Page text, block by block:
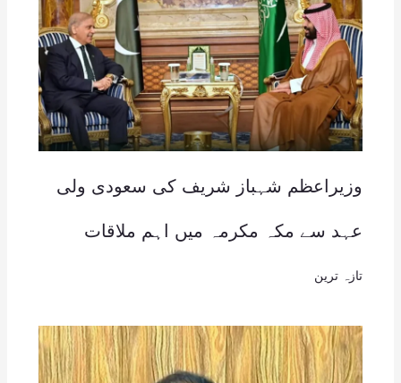
وزیراعظم شہباز شریف کی سعودی ولی
عہد سے مکہ مکرمہ میں اہم ملاقات
تازہ ترین